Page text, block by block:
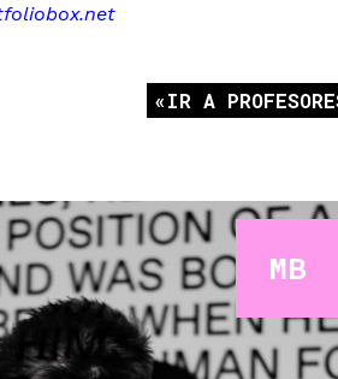
IR A
MB